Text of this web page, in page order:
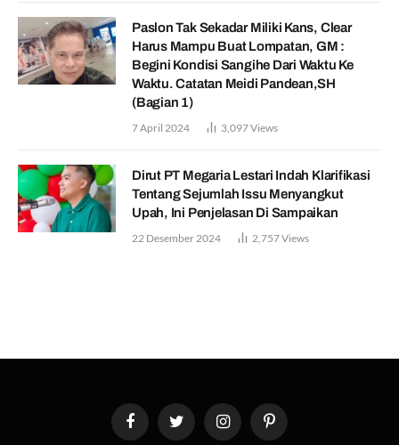
Paslon Tak Sekadar Miliki Kans, Clear
Harus Mampu Buat Lompatan, GM :
Begini Kondisi Sangihe Dari Waktu Ke
Waktu. Catatan Meidi Pandean,SH
(Bagian 1)
7 April 2024 3,097Views
Dirut PT Megaria Lestari Indah Klarifikasi
Tentang Sejumlah Issu Menyangkut
Upah, Ini Penjelasan Di Sampaikan
22 Desember 2024 2,757Views
FacebookTwitter InstagramPinterest